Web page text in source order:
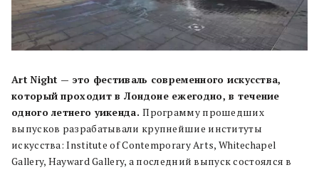
Art Night — это фестиваль современного искусства,
который проходит в Лондоне ежегодно, в течение
одного летнего уикенда.Программу прошедших
выпусков разрабатывали крупнейшие институты
искусства: Institute of Contemporary Arts, Whitechapel
Gallery, Hayward Gallery, а последний выпуск состоялся в